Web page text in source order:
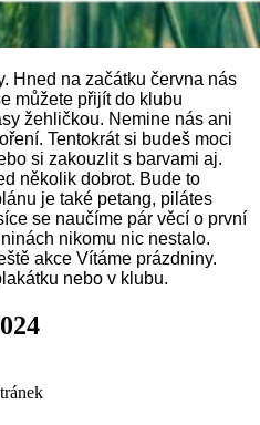
Hned na začátku června nás
můžete přijít do klubu
žehličkou. Nemine nás ani
Tentokrát si budeš moci
si zakouzlit s barvami aj.
několik dobrot. Bude to
je také petang, pilátes
se naučíme pár věcí o první
nikomu nic nestalo.
akce Vítáme prázdniny.
nebo v klubu.